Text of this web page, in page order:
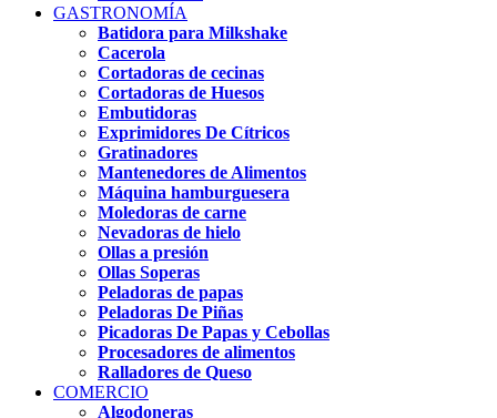
GASTRONOMÍA
Batidora para Milkshake
Cacerola
Cortadoras de cecinas
Cortadoras de Huesos
Embutidoras
Exprimidores De Cítricos
Gratinadores
Mantenedores de Alimentos
Máquina hamburguesera
Moledoras de carne
Nevadoras de hielo
Ollas a presión
Ollas Soperas
Peladoras de papas
Peladoras De Piñas
Picadoras De Papas y Cebollas
Procesadores de alimentos
Ralladores de Queso
COMERCIO
Algodoneras